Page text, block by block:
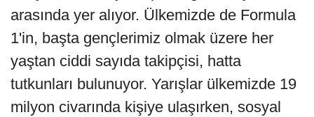
arasında yer alıyor. Ülkemizde de Formula
1'in, başta gençlerimiz olmak üzere her
yaştan ciddi sayıda takipçisi, hatta
tutkunları bulunuyor. Yarışlar ülkemizde 19
milyon civarında kişiye ulaşırken, sosyal